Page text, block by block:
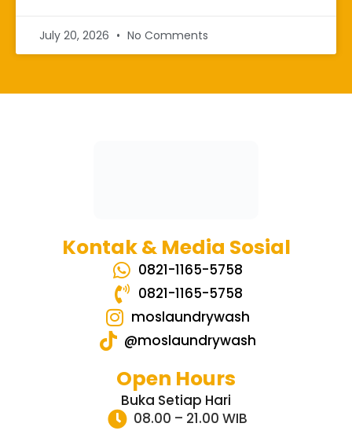
July 20, 2026 No Comments
Kontak & Media Sosial
0821-1165-5758
0821-1165-5758
moslaundrywash
@moslaundrywash
Open Hours
Buka Setiap Hari
08.00 – 21.00 WIB